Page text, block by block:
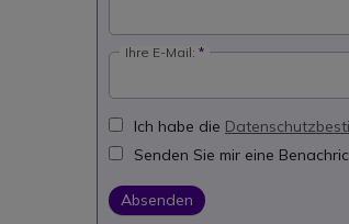
Ihre E-Mail:
Ich habe die
Senden Sie mir eine
Absenden